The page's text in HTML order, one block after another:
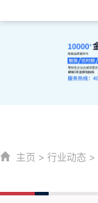
主页 > 行业动态 >